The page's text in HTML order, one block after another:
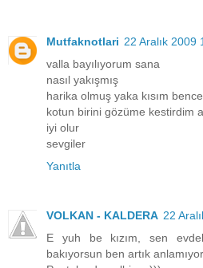
Mutfaknotlari 22 Aralık 2009
valla bayılıyorum sana
nasıl yakışmış
harika olmuş yaka kısım
kotun birini gözüme kestirdim
iyi olur
sevgiler
Yanıtla
VOLKAN - KALDERA 22
E yuh be kızım, sen
bakıyorsun ben artık